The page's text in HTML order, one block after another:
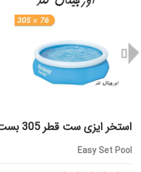
استخر ایزی ست قطر 305 بست وی کد 57266 bestway
Easy Set Pool